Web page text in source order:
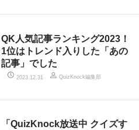
QK人気記事ランキング2023！
1位はトレンド入りした「あの
記事」でした
2023.12.31 QuizKnock編集部
「QuizKnock放送中 クイズす